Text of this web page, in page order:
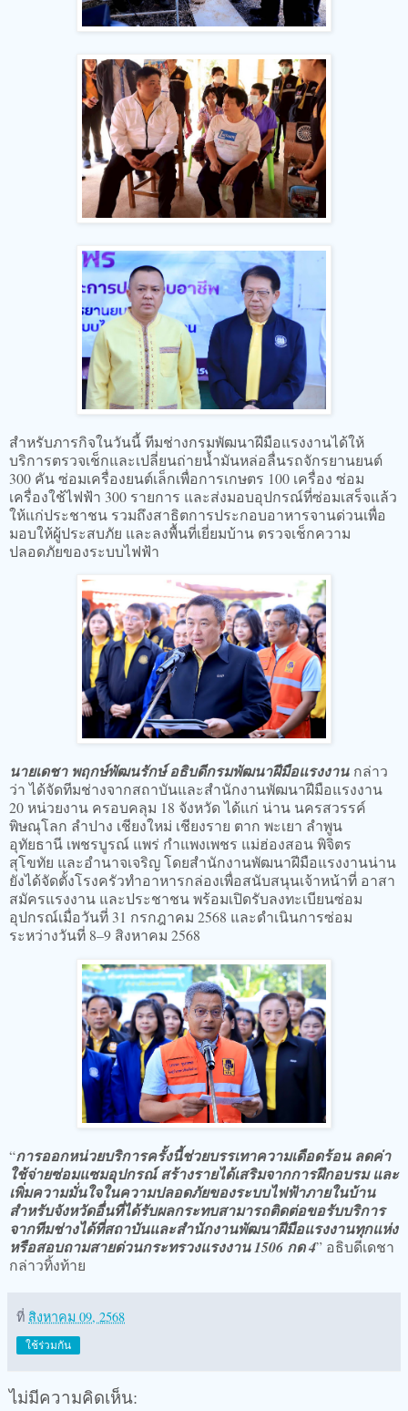
สำหรับภารกิจในวันนี้ ทีมช่างกรมพัฒนาฝีมือแรงงานได้ให้
บริการตรวจเช็กและเปลี่ยนถ่ายน้ำมันหล่อลื่นรถจักรยานยนต์
300 คัน ซ่อมเครื่องยนต์เล็กเพื่อการเกษตร 100 เครื่อง ซ่อม
เครื่องใช้ไฟฟ้า 300 รายการ และส่งมอบอุปกรณ์ที่ซ่อมเสร็จแล้ว
ให้แก่ประชาชน รวมถึงสาธิตการประกอบอาหารจานด่วนเพื่อ
มอบให้ผู้ประสบภัย และลงพื้นที่เยี่ยมบ้าน ตรวจเช็กความ
ปลอดภัยของระบบไฟฟ้า
นายเดชา พฤกษ์พัฒนรักษ์ อธิบดีกรมพัฒนาฝีมือแรงงานกล่าว
ว่า ได้จัดทีมช่างจากสถาบันและสำนักงานพัฒนาฝีมือแรงงาน
20 หน่วยงาน ครอบคลุม 18 จังหวัด ได้แก่ น่าน นครสวรรค์
พิษณุโลก ลำปาง เชียงใหม่ เชียงราย ตาก พะเยา ลำพูน
อุทัยธานี เพชรบูรณ์ แพร่ กำแพงเพชร แม่ฮ่องสอน พิจิตร
สุโขทัย และอำนาจเจริญ โดยสำนักงานพัฒนาฝีมือแรงงานน่าน
ยังได้จัดตั้งโรงครัวทำอาหารกล่องเพื่อสนับสนุนเจ้าหน้าที่ อาสา
สมัครแรงงาน และประชาชน พร้อมเปิดรับลงทะเบียนซ่อม
อุปกรณ์เมื่อวันที่ 31 กรกฎาคม 2568 และดำเนินการซ่อม
ระหว่างวันที่ 8–9 สิงหาคม 2568
“การออกหน่วยบริการครั้งนี้ช่วยบรรเทาความเดือดร้อน ลดค่า
ใช้จ่ายซ่อมแซมอุปกรณ์ สร้างรายได้เสริมจากการฝึกอบรม และ
เพิ่มความมั่นใจในความปลอดภัยของระบบไฟฟ้าภายในบ้าน
สำหรับจังหวัดอื่นที่ได้รับผลกระทบสามารถติดต่อขอรับบริการ
จากทีมช่างได้ที่สถาบันและสำนักงานพัฒนาฝีมือแรงงานทุกแห่ง
หรือสอบถามสายด่วนกระทรวงแรงงาน 1506 กด 4” อธิบดีเดชา
กล่าวทิ้งท้าย
ที่ สิงหาคม 09, 2568
ใช้ร่วมกัน
ไม่มีความคิดเห็น: